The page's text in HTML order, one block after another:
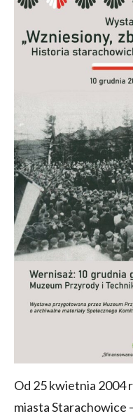
Od 25 kwietnia 2004
miasta Starachowice